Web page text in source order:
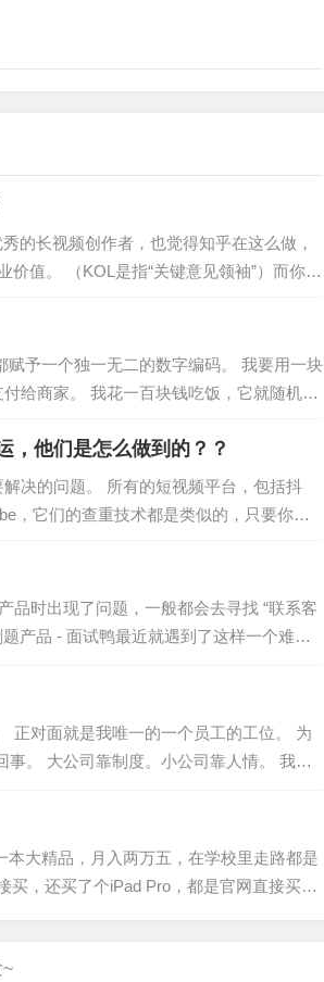
的长视频创作者，也觉得知乎在这么做，
值。 （KOL是指“关键意见领袖”）而你说
予一个独一无二的数字编码。 我要用一块
给商家。 我花一百块钱吃饭，它就随机选
，他们是怎么做到的？？
决的问题。 所有的短视频平台，包括抖
，它们的查重技术都是类似的，只要你在
品时出现了问题，一般都会去寻找 “联系客
产品 - 面试鸭最近就遇到了这样一个难
每道面试题目…
正对面就是我唯一的一个员工的工位。 为
。 大公司靠制度。小公司靠人情。 我这
重要。 天太…
大精品，月入两万五，在学校里走路都是
买，还买了个iPad Pro，都是官网直接买